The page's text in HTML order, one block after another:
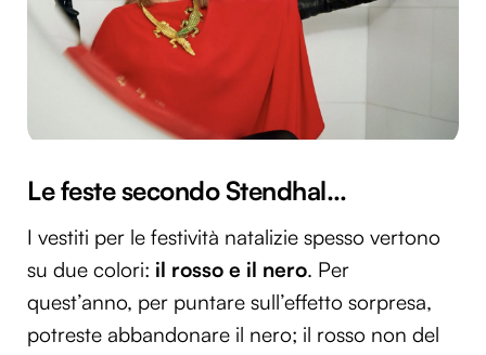
Le feste secondo Stendhal…
I vestiti per le festività natalizie spesso vertono
su due colori: il rosso e il nero. Per
quest’anno, per puntare sull’effetto sorpresa,
potreste abbandonare il nero; il rosso non del